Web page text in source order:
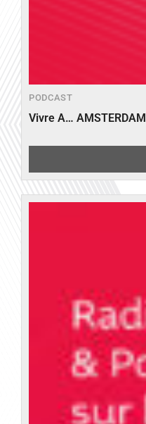
PODCAST
Vivre A… AMSTERDAM